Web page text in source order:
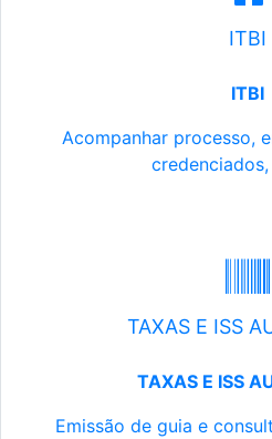
ITBI
ITBI
Acompanhar processo,
TAXAS E ISS
TAXAS E ISS
Emissão de guia e